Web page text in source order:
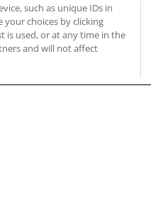
BUSCA
Cursos en Castellón
such as unique IDs in
your choices by clicking
is used, or at any time in the
and will not affect